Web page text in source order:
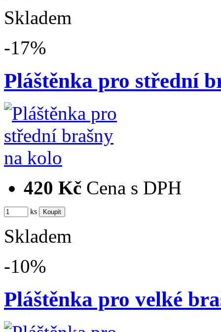
Skladem
-17%
Pláštěnka pro střední
420 Kč Cena s DPH
ks
Skladem
-10%
Pláštěnka pro velké